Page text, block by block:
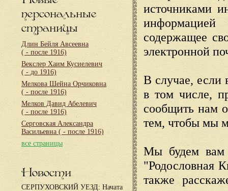
персональные
страницы
Длин Бейля Авсеевна
( - после 1916)
Векслер Хаим Кусиелевич
( - до 1916)
Мелкова Шейна Орчиковна
( - после 1916)
Мелков Давид Абелевич
( - после 1916)
Серговская Александра
Васильевна ( - после 1916)
все страницы
Новости
СЕРПУХОВСКИЙ УЕЗД: Начата
источниками
содержащее
электронной
В случае, если
в том числе,
сообщить нам
тем, чтобы мы
Мы будем вам
"Родословная
также